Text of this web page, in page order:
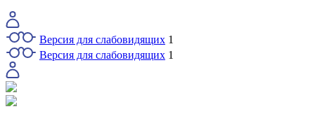
Версия для слабовидящих 1
Версия для слабовидящих 1